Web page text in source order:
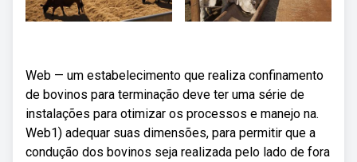
Web — um estabelecimento que realiza confinamento
de bovinos para terminação deve ter uma série de
instalações para otimizar os processos e manejo na.
Web1) adequar suas dimensões, para permitir que a
condução dos bovinos seja realizada pelo lado de fora